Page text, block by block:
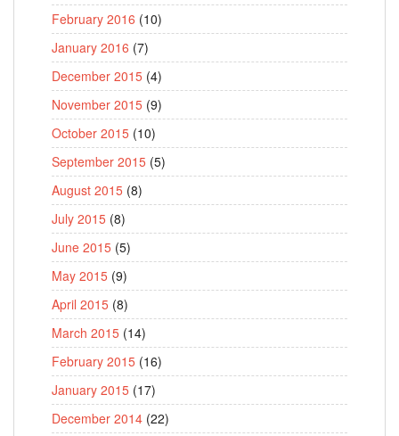
February 2016 (10)
January 2016 (7)
December 2015 (4)
November 2015 (9)
October 2015 (10)
September 2015 (5)
August 2015 (8)
July 2015 (8)
June 2015 (5)
May 2015 (9)
April 2015 (8)
March 2015 (14)
February 2015 (16)
January 2015 (17)
December 2014 (22)